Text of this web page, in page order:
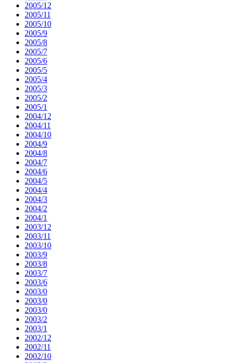
2005/12
2005/11
2005/10
2005/9
2005/8
2005/7
2005/6
2005/5
2005/4
2005/3
2005/2
2005/1
2004/12
2004/11
2004/10
2004/9
2004/8
2004/7
2004/6
2004/5
2004/4
2004/3
2004/2
2004/1
2003/12
2003/11
2003/10
2003/9
2003/8
2003/7
2003/6
2003/0
2003/0
2003/0
2003/2
2003/1
2002/12
2002/11
2002/10